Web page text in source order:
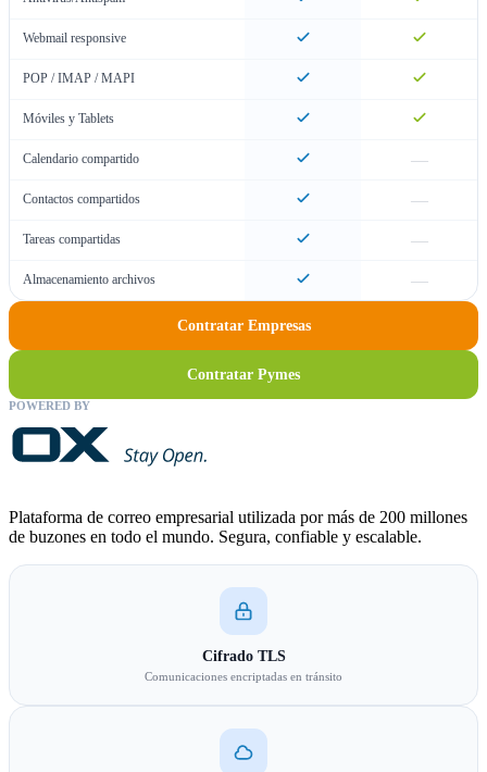
Webmail responsive
POP / IMAP / MAPI
Móviles y Tablets
Calendario compartido —
Contactos compartidos —
Tareas compartidas —
Almacenamiento archivos —
Contratar Empresas
Contratar Pymes
POWERED BY
Plataforma de correo empresarial utilizada por más de 200 millones
de buzones en todo el mundo. Segura, confiable y escalable.
Cifrado TLS
Comunicaciones encriptadas en tránsito